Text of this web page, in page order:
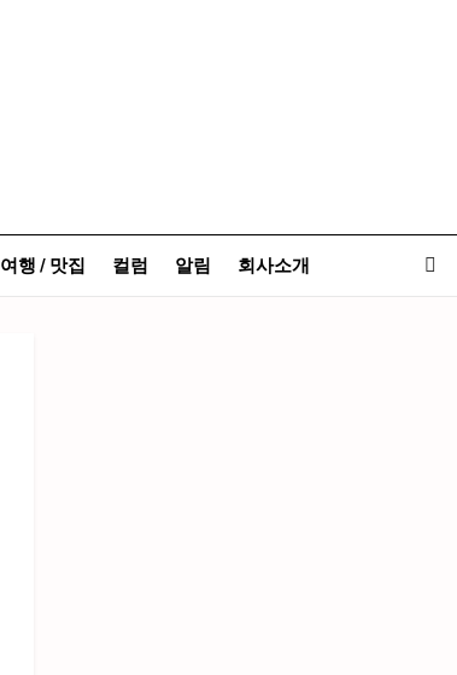
여행 / 맛집 컬럼 알림 회사소개